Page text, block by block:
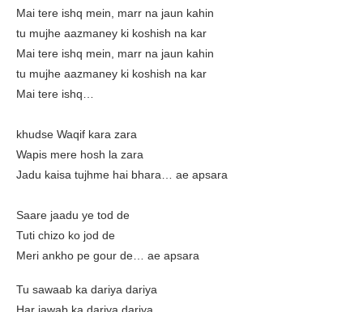
Mai tere ishq mein, marr na jaun kahin
tu mujhe aazmaney ki koshish na kar
Mai tere ishq mein, marr na jaun kahin
tu mujhe aazmaney ki koshish na kar
Mai tere ishq…
khudse Waqif kara zara
Wapis mere hosh la zara
Jadu kaisa tujhme hai bhara… ae apsara
Saare jaadu ye tod de
Tuti chizo ko jod de
Meri ankho pe gour de… ae apsara
Tu sawaab ka dariya dariya